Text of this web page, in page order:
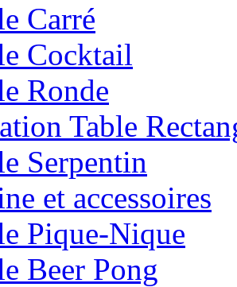
Carré
Cocktail
Ronde
Table
Serpentin
et accessoires
Pique-Nique
Beer Pong